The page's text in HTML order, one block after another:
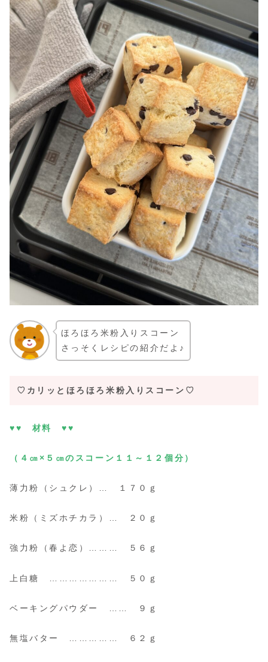
ほろほろ米粉入りスコーン
さっそくレシピの紹介だよ♪
♡カリッとほろほろ米粉入りスコーン♡
♥♥ 材料 ♥♥
（４㎝×５㎝のスコーン１１～１２個分）
薄力粉（シュクレ）… １７０ｇ
米粉（ミズホチカラ）… ２０ｇ
強力粉（春よ恋）……… ５６ｇ
上白糖 ………………… ５０ｇ
ベーキングパウダー …… ９ｇ
無塩バター …………… ６２ｇ